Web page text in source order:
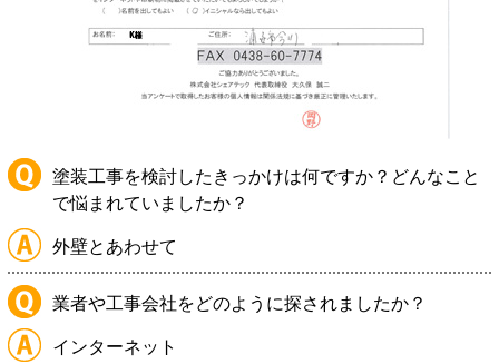
塗装工事を検討したきっかけは何ですか？どんなこと
で悩まれていましたか？
外壁とあわせて
業者や工事会社をどのように探されましたか？
インターネット